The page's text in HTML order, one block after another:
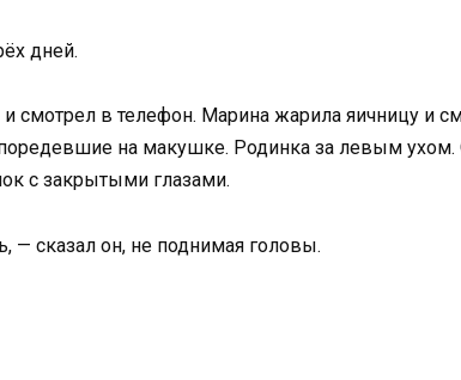
дней.
смотрел в телефон. Марина жарила яичницу и
на макушке. Родинка за левым ухом.
с закрытыми глазами.
— сказал он, не поднимая головы.